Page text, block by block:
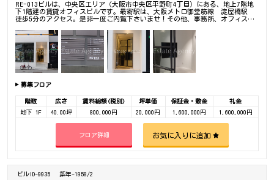
RE-013ビルは、中央区エリア（大阪市中央区平野町4丁目）にある、地上7階地
下1階建の賃貸オフィスビルです。最寄駅は、大阪メトロ御堂筋線 淀屋橋駅
徒歩5分のアクセス。是非一度ご内覧下さいませ！その他、事務所、オフィス移
募集フロア
階数 広さ 賃料総額(税別) 坪単価 保証金・敷金
礼金
地下 1F
40.00坪 800,000円 20,000円 1,600,000円 1,600,000円
フロア詳細 お気に入りに追加
ビルID-9935 築年-1958/2